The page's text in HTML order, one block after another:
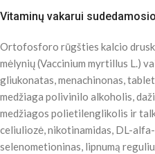
Vitaminų vakarui
Ortofosforo rūgšties kalcio
mėlynių (Vaccinium myrtillus L.)
gliukonatas, menachinonas,
medžiaga polivinilo alkoholis,
medžiagos polietilenglikolis ir
celiuliozė, nikotinamidas, DL-
selenometioninas, lipnumą